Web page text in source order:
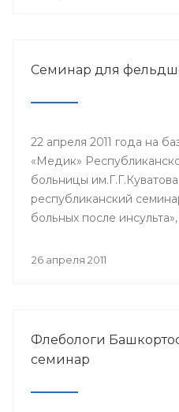
Семинар для
22 апреля 2011 года на
«Медик»
больницы
республиканский
больных после
Участниками семинара
26 апреля 2011
Флебологи
семинар